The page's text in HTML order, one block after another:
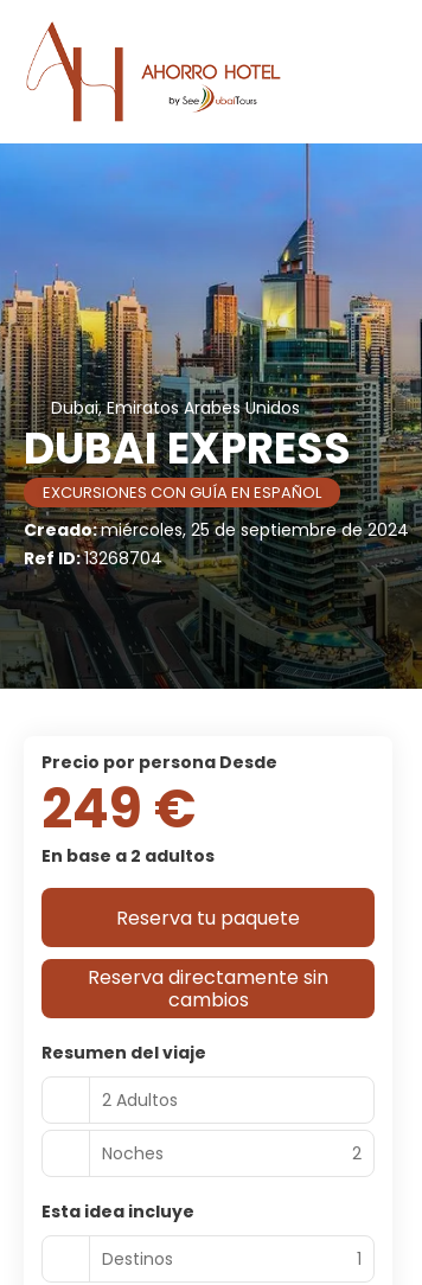
Dubai, Emiratos Arabes Unidos
DUBAI EXPRESS
EXCURSIONES CON GUÍA EN ESPAÑOL
Creado:miércoles, 25 de septiembre de 2024
Ref ID:13268704
precio por persona Desde
249 €
En base a 2 adultos
Reserva tu paquete
Reserva directamente sin
cambios
Resumen del viaje
2 Adultos
Noches 2
Esta idea incluye
Destinos
1